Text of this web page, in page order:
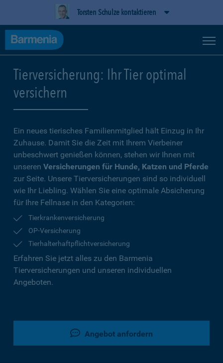
Torsten Schulze kontaktieren
Tierversicherung: Ihr Tier optimal
versichern
Ein neues tierisches Familienmitglied hält Einzug in Ihr
Zuhause. Damit Sie die Zeit mit Ihrem Vierbeiner
unbeschwert genießen können, stehen wir Ihnen mit
unseren Versicherungen für Hunde, Katzen und Pferde
zur Seite. Unsere Tierversicherungen sind so individuell
wie Ihr Liebling. Wählen Sie eine optimale Absicherung
für Ihre Fellnase in den Kategorien:
Tierkrankenversicherung
OP-Versicherung
Tierhalterhaftpflichtversicherung
Erfahren Sie jetzt alles zu den Barmenia
Tierversicherungen und unseren individuellen
Angeboten.
Angebot anfordern